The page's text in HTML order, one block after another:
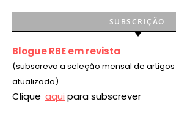
SUBSCRIÇÃO
Blogue RBE em revista
(subscreva a seleção mensal de
atualizado)
Clique aqui para subscrever